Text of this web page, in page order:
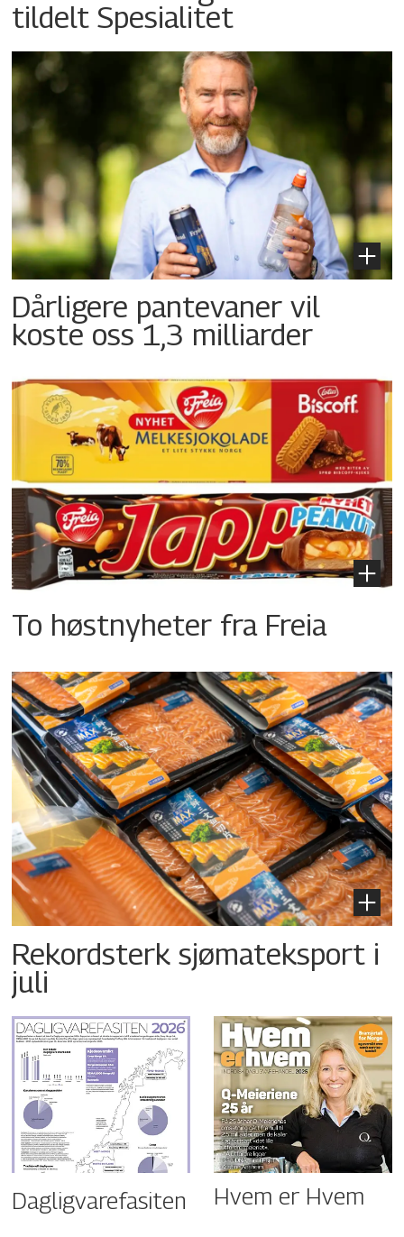
tildelt Spesialitet
Dårligere pantevaner vil
koste oss 1,3 milliarder
To høstnyheter fra Freia
Rekordsterk sjømateksport i
juli
Dagligvarefasiten Hvem er Hvem